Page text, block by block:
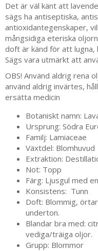
Det är väl känt att
sägs ha antiseptiska,
antioxidantegenskaper,
mångsidiga eteriska
doft är känd för att
Sägs vara utmärkt att
OBS! Använd aldrig rena
använd aldrig invärtes,
ersätta medicin
Botaniskt namn:
Ursprung: Södra
Familj: Lamiaceae
Växtdel: Blomhuvud
Extraktion:
Not: Topp
Färg: Ljusgul med
Konsistens: Tunn
Doft: Blommig,
underton.
Blandar bra med:
vediga/träiga oljor.
Grupp: Blommor